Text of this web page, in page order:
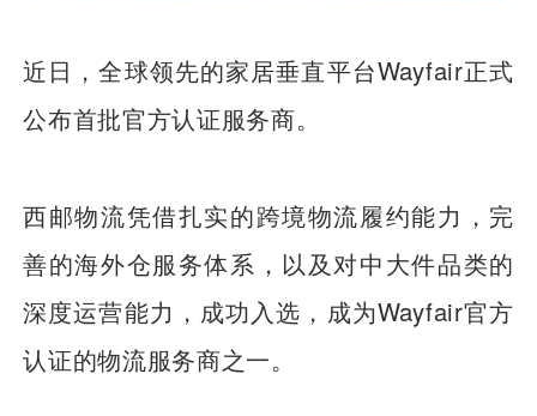
近日，全球领先的家居垂直平台Wayfair正式
公布首批官方认证服务商。
西邮物流凭借扎实的跨境物流履约能力，完
善的海外仓服务体系，以及对中大件品类的
深度运营能力，成功入选，成为Wayfair官方
认证的物流服务商之一。